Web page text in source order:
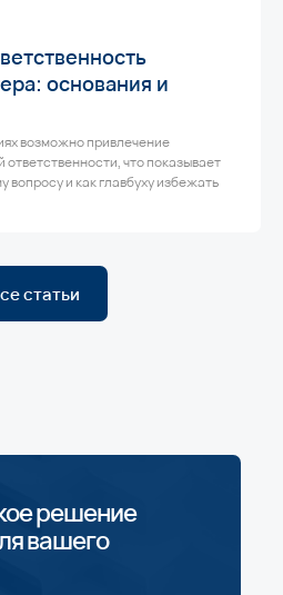
основания и
возможно привлечение
ответственности, что показывает
вопросу и как главбуху избежать
статьи
решение
вашего